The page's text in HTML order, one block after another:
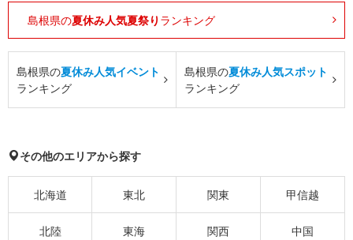
島根県の夏休み人気夏祭り ランキング
島根県の夏休み人気イベント
ランキング
島根県の夏休み人気スポット
ランキング
その他のエリアから探す
北海道 東北 関東 甲信越
北陸 東海 関西 中国